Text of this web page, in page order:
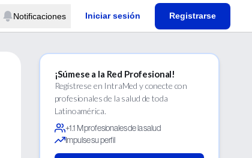
Notificaciones Iniciar sesión Registrarse
¡Súmese a la Red Profesional!
Regístrese en IntraMed y conecte con
profesionales de la salud de toda
Latinoamérica.
+1.1 M profesionales de la salud
Impulse su perfil